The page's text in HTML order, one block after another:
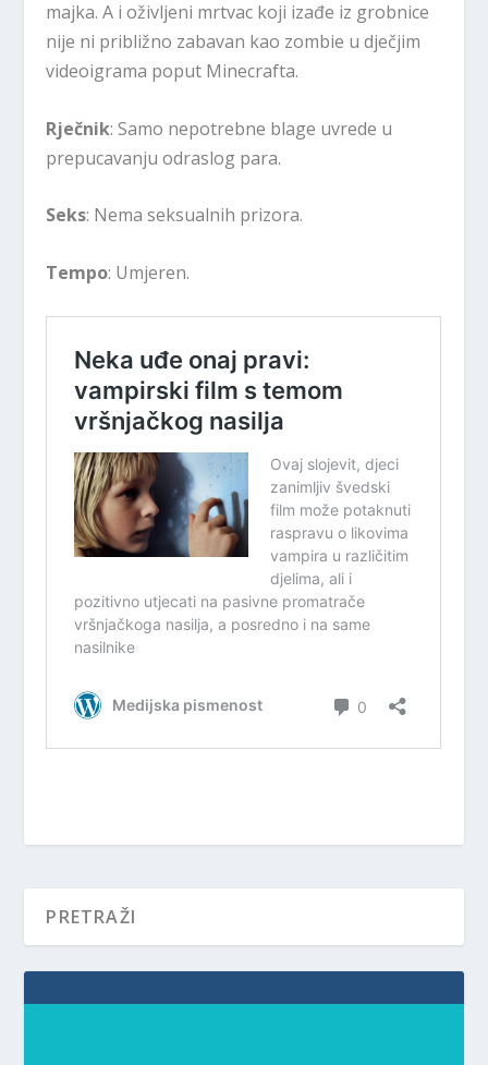
majka. A i oživljeni mrtvac koji izađe iz grobnice
nije ni približno zabavan kao zombie u dječjim
videoigrama poput Minecrafta.
Rječnik: Samo nepotrebne blage uvrede u
prepucavanju odraslog para.
Seks: Nema seksualnih prizora.
Tempo: Umjeren.